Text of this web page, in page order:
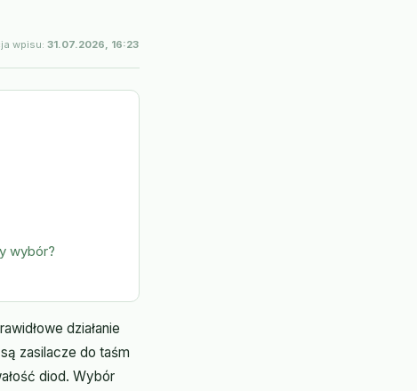
wpisu:31.07.2026, 16:23
wybór?
działanie
zasilacze do taśm
diod. Wybór